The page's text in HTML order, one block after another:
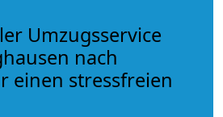
Umzugsservice
nach
einen stressfreien